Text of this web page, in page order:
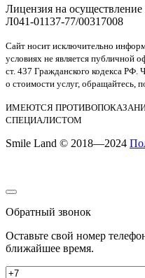
Лицензия на
Л041-01137-77/00317008
Сайт носит исключительно
условиях не является публичной
ст. 437 Гражданского кодекса
о стоимости услуг, обращайтесь,
ИМЕЮТСЯ
СПЕЦИАЛИСТОМ
Smile Land © 2018—2024
Обратный звонок
Оставьте свой номер
ближайшее время.